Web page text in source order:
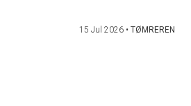
15 Jul 2026• TØMREREN